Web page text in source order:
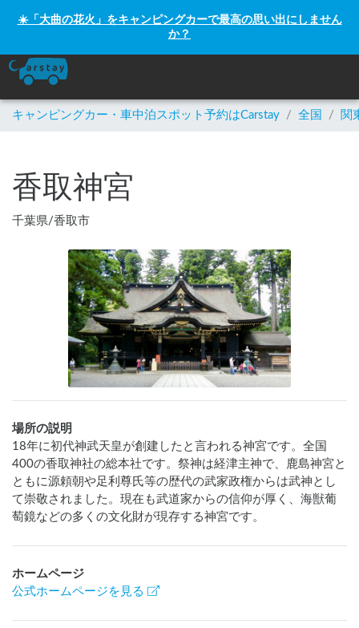
☀️「大曲の花火」をキャンピングカーで最高の思い出にしません
か？
キャンピングカー・車中泊スポット予約はCarstay / 全国 / 関
香取神宮
千葉県/香取市
場所の説明
18年に初代神武天皇が創建したと言われる神宮です。全国
400の香取神社の総本社です。祭神は経津主神で、鹿島神宮と
ともに源頼朝や足利尊氏等の歴代の武家政権からは武神とし
て崇敬されました。現在も武道家からの信仰が厚く、海獣葡
萄鏡などの多くの文化財が現存する神宮です。
ホームページ
公式ホームページを見る